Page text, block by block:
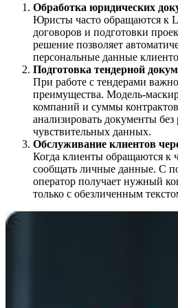
Обработка юридических
Юристы часто обращаются к
договоров и подготовки
решение позволяет
персональные данные
Подготовка тендерной
При работе с тендерами
преимущества. Модель-
компаний и суммы
анализировать документы без
чувствительных данных.
Обслуживание клиентов
Когда клиенты обращаются к
сообщать личные данные. С
оператор получает нужный
только с обезличенным